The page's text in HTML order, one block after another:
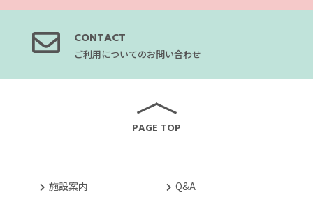
PAGE TOP
CONTACT
ご利用についてのお問い合わせ
施設案内
Q&A